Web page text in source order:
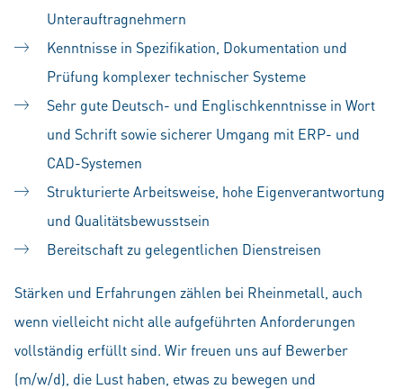
Unterauftragnehmern
Kenntnisse in Spezifikation, Dokumentation und
Prüfung komplexer technischer Systeme
Sehr gute Deutsch- und Englischkenntnisse in Wort
und Schrift sowie sicherer Umgang mit ERP- und
CAD-Systemen
Strukturierte Arbeitsweise, hohe Eigenverantwortung
und Qualitätsbewusstsein
Bereitschaft zu gelegentlichen Dienstreisen
Stärken und Erfahrungen zählen bei Rheinmetall, auch
wenn vielleicht nicht alle aufgeführten Anforderungen
vollständig erfüllt sind. Wir freuen uns auf Bewerber
(m/w/d), die Lust haben, etwas zu bewegen und